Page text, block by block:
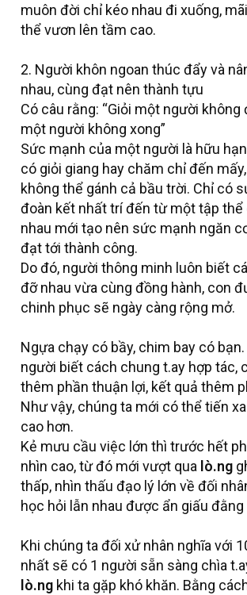
muôn đời chỉ kéo nhau đi xuống,
thể vươn lên tầm cao.
2. Người khôn ngoan thúc đẩy và
nhau, cùng đạt nên thành tựu
Có câu rằng: “Giỏi một người
một người không xong”
Sức mạnh của một người là hữu
có giỏi giang hay chăm chỉ đến
không thể gánh cả bầu trời. Chỉ có
đoàn kết nhất trí đến từ một tập thể
nhau mới tạo nên sức mạnh ngăn
đạt tới thành công.
Do đó, người thông minh luôn biết
đỡ nhau vừa cùng đồng hành, con
chinh phục sẽ ngày càng rộng mở.
Ngựa chạy có bầy, chim bay có
người biết cách chung t.ay hợp tác,
thêm phần thuận lợi, kết quả thêm
Như vậy, chúng ta mới có thể tiến
cao hơn.
Kẻ mưu cầu việc lớn thì trước hết
nhìn cao, từ đó mới vượt qua lò.ng
thấp, nhìn thấu đạo lý lớn về đối
học hỏi lẫn nhau được ẩn giấu đằng
Khi chúng ta đối xử nhân nghĩa với
nhất sẽ có 1 người sẵn sàng chìa
lò.ng khi ta gặp khó khăn. Bằng